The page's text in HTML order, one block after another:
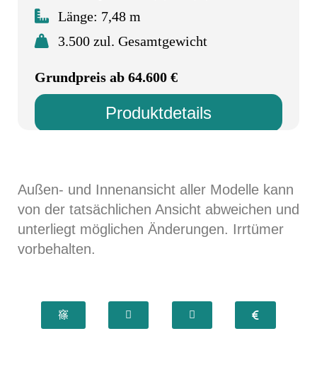
Länge: 7,48 m
3.500 zul. Gesamtgewicht
Grundpreis ab 64.600 €
Produktdetails
Außen- und Innenansicht aller Modelle kann
von der tatsächlichen Ansicht abweichen und
unterliegt möglichen Änderungen. Irrtümer
vorbehalten.